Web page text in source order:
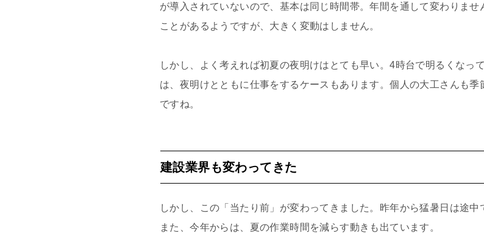
が導入されていないので、基本は同じ時間帯。年間を通して変わりま
ことがあるようですが、大きく変動はしません。
しかし、よく考えれば初夏の夜明けはとても早い。4時台で明るくなっ
は、夜明けとともに仕事をするケースもあります。個人の大工さんも
ですね。
建設業界も変わってきた
しかし、この「当たり前」が変わってきました。昨年から猛暑日は途中
また、今年からは、夏の作業時間を減らす動きも出ています。